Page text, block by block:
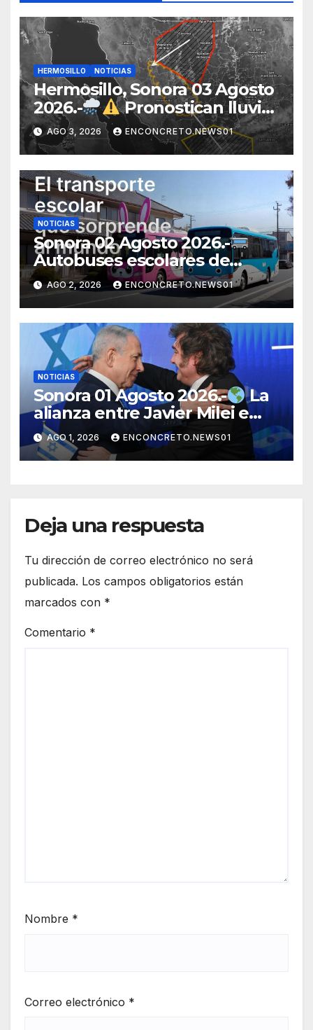
HERMOSILLO NOTICIAS
Hermosillo, Sonora 03 Agosto
2026.-
Pronostican lluvias
para Hermosillo esta noche;
norte de Sonora registra
mayor potencial de
tormentas
AGO 3, 2026 ENCONCRETO.NEWS01
NOTICIAS
Sonora 02 Agosto 2026.-
Autobuses escolares de
Japón sorprenden al mundo
por su seguridad y disciplina
AGO 2, 2026 ENCONCRETO.NEWS01
NOTICIAS
Sonora 01 Agosto 2026.-
La
alianza entre Javier Milei e
Israel genera debate
internacional por su alcance
político y estratégico
AGO 1, 2026 ENCONCRETO.NEWS01
Deja una respuesta
Tu dirección de correo electrónico no será
publicada. Los campos obligatorios están
marcados con *
Comentario *
Nombre *
Correo electrónico *